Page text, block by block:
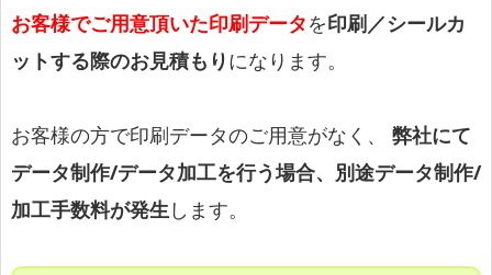
お客様でご用意頂いた印刷データを印刷／シールカ
ットする際のお見積もりになります。
お客様の方で印刷データのご用意がなく、 弊社にて
データ制作/データ加工を行う場合、別途データ制作/
加工手数料が発生 します。